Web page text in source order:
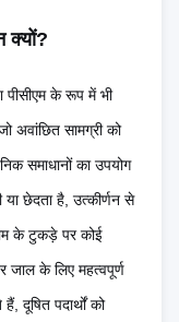
क्यों?
पीसीएम के रूप में भी
अवांछित सामग्री को
समाधानों का उपयोग
छेदता है, उत्कीर्णन से
के टुकड़े पर कोई
जाल के लिए महत्वपूर्ण
दूषित पदार्थों को